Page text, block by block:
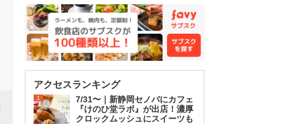
アクセスランキング
1
7/31〜｜新静岡セノバにカフェ
『けのひ堂ラボ』が出店！濃厚
クロックムッシュにスイーツも